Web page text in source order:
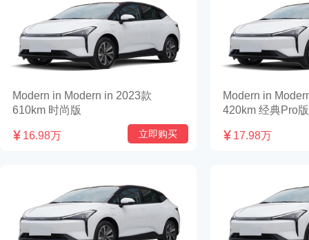
Modern in Modern in 2023款
610km 时尚版
 16.98万 立即购买
Modern in
420km 经典Pro版
 17.98万